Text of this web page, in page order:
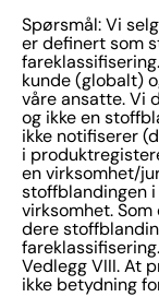
Spørsmål: Vi
er definert som
kunde (globalt)
våre ansatte. Vi
og ikke en
ikke notifiserer
i
en virksomhet/
stoffblandingen
virksomhet.
dere
Vedlegg VIII. At
ikke betydning